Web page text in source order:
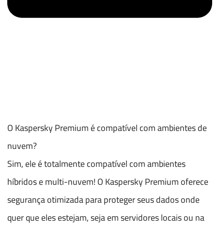
O Kaspersky Premium é compatível com ambientes de
nuvem?
Sim, ele é totalmente compatível com ambientes
híbridos e multi-nuvem! O Kaspersky Premium oferece
segurança otimizada para proteger seus dados onde
quer que eles estejam, seja em servidores locais ou na